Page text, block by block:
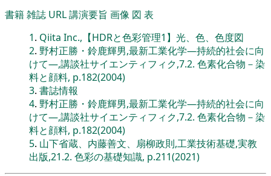
書籍雑誌 URL講演要旨 画像 図 表
1. Qiita Inc.,【HDRと色彩管理1】光、色、色度図
2. 野村正勝・鈴鹿輝男,最新工業化学―持続的社会に向
けて―,講談社サイエンティフィク,7.2. 色素化合物－染
料と顔料, p.182(2004)
3. 書誌情報
4. 野村正勝・鈴鹿輝男,最新工業化学―持続的社会に向
けて―,講談社サイエンティフィク,7.2. 色素化合物－染
料と顔料, p.182(2004)
5. 山下省蔵、内藤善文、扇柳政則,工業技術基礎,実教
出版,21.2. 色彩の基礎知識, p.211(2021)